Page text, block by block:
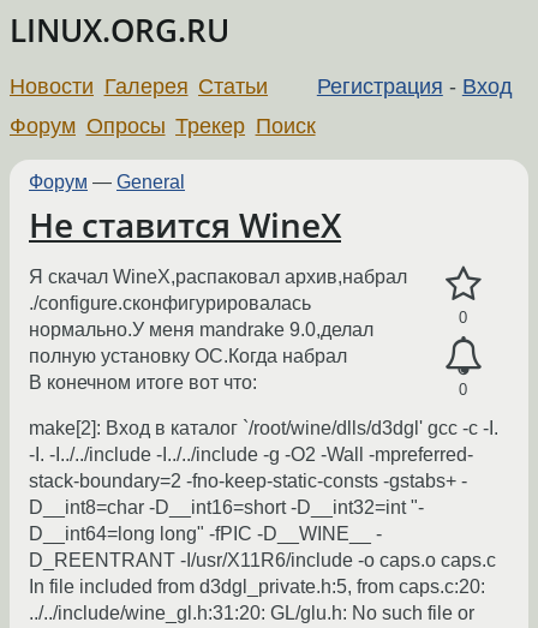
LINUX.ORG.RU
Регистрация - Вход
Новости Галерея Статьи
Форум Опросы Трекер Поиск
Форум — General
Не ставится WineX
0
0
Я скачал WineX,распаковал архив,набрал
./configure.сконфигурировалась
нормально.У меня mandrake 9.0,делал
полную установку ОС.Когда набрал
В конечном итоге вот что:
make[2]: Вход в каталог `/root/wine/dlls/d3dgl' gcc -c -I.
-I. -I../../include -I../../include -g -O2 -Wall -mpreferred-
stack-boundary=2 -fno-keep-static-consts -gstabs+ -
D__int8=char -D__int16=short -D__int32=int "-
D__int64=long long" -fPIC -D__WINE__ -
D_REENTRANT -I/usr/X11R6/include -o caps.o caps.c
In file included from d3dgl_private.h:5, from caps.c:20:
../../include/wine_gl.h:31:20: GL/glu.h: No such file or